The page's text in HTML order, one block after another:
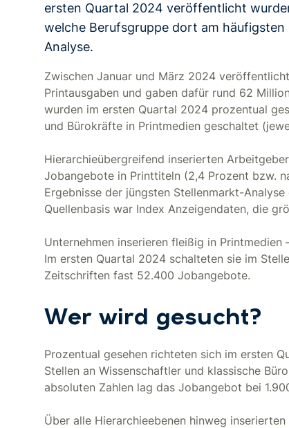
ersten Quartal 2024 veröffentlicht
welche Berufsgruppe dort am
Analyse.
Zwischen Januar und März 2024
Printausgaben und gaben dafür rund 62
wurden im ersten Quartal 2024 prozentual
und Bürokräfte in Printmedien geschaltet
Hierarchieübergreifend inserierten
Jobangebote in Printtiteln (2,4 Prozent bzw.
Ergebnisse der jüngsten Stellenmarkt-
Quellenbasis war Index Anzeigendaten, die
Unternehmen inserieren fleißig in
Im ersten Quartal 2024 schalteten sie im
Zeitschriften fast 52.400 Jobangebote.
Wer wird gesucht?
Prozentual gesehen richteten sich im ersten
Stellen an Wissenschaftler und klassische
absoluten Zahlen lag das Jobangebot bei
Über alle Hierarchieebenen hinweg